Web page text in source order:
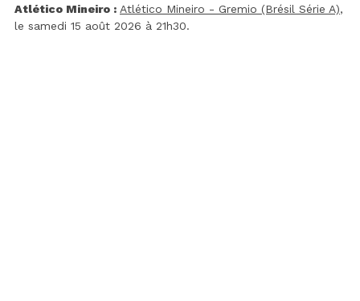
Atlético Mineiro : Atlético Mineiro - Gremio (Brésil Série A),
le samedi 15 août 2026 à 21h30.